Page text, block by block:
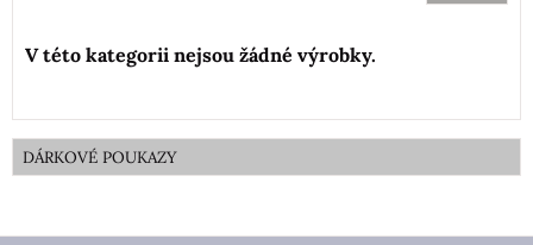
DÁRKOVÉ POUKAZY